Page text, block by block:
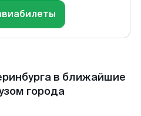
в ближайшие
города